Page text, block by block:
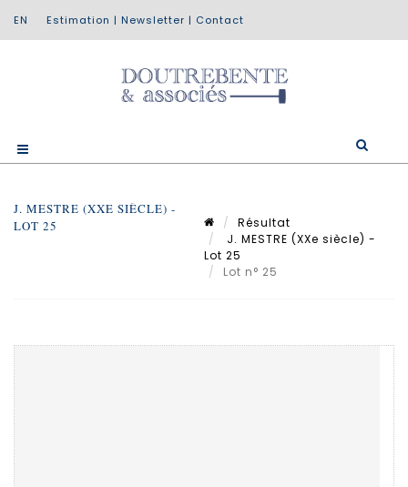
Estimation | Newsletter | Contact
J. MESTRE (XXE SIÈCLE) -
LOT 25
Résultat
J. MESTRE (XXe siècle) -
Lot 25
Lot n° 25